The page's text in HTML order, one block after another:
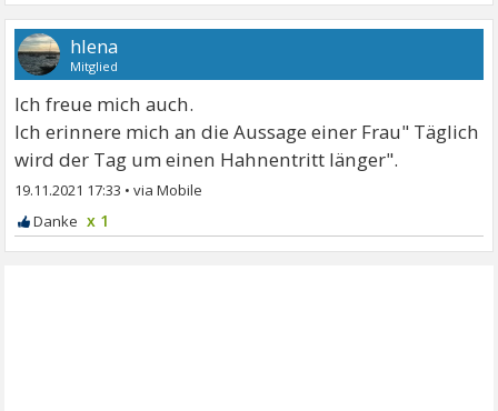
hlena
Mitglied
Ich freue mich auch.
Ich erinnere mich an die Aussage einer Frau" Täglich
wird der Tag um einen Hahnentritt länger".
19.11.2021 17:33 •
x 1